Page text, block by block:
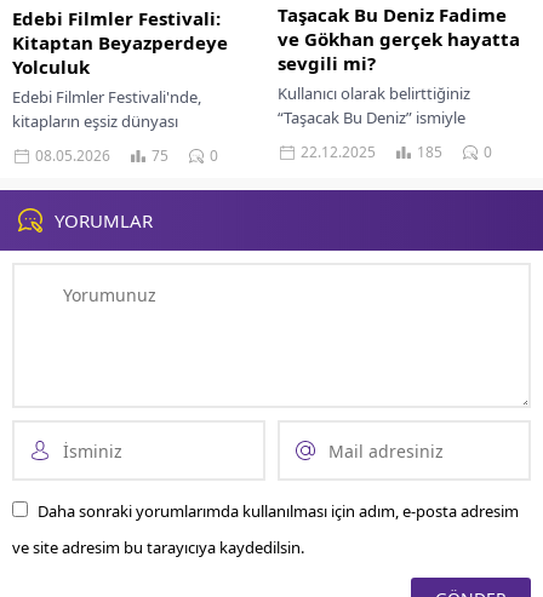
Edebi Filmler Festivali:
Kitaptan Beyazperdeye
Yolculuk
Edebi Filmler Festivali'nde,
kitapların eşsiz dünyası
beyazperde ile buluşuyor. Sinema
ve edebiyatın büyülü yolculuğuna
katılın!
08.05.2026 75 0
Taşacak Bu Deniz Fadime
ve Gökhan gerçek hayatta
sevgili mi?
Kullanıcı olarak belirttiğiniz
“Taşacak Bu Deniz” ismiyle
kastedilen yapımın, TRT’nin dijital
platformu tabii’de yayınlanan ve
başrollerini Ulaş Tuna Astepe ile...
22.12.2025 185 0
YORUMLAR
Daha sonraki yorumlarımda kullanılması için adım, e-posta adresim
ve site adresim bu tarayıcıya kaydedilsin.